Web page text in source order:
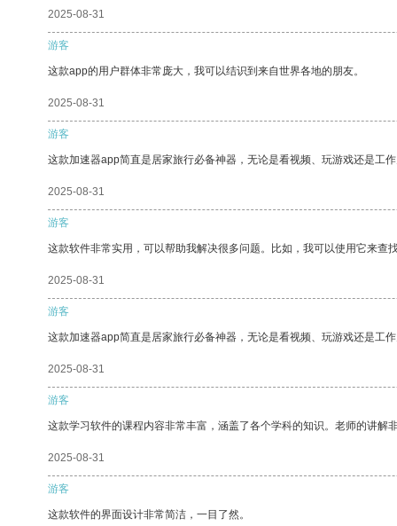
2025-08-31
游客
这款app的用户群体非常庞大，我可以结识到来自世界各地的朋友。
2025-08-31
游客
这款加速器app简直是居家旅行必备神器，无论是看视频、玩游戏还是工
2025-08-31
游客
这款软件非常实用，可以帮助我解决很多问题。比如，我可以使用它来查
2025-08-31
游客
这款加速器app简直是居家旅行必备神器，无论是看视频、玩游戏还是工
2025-08-31
游客
这款学习软件的课程内容非常丰富，涵盖了各个学科的知识。老师的讲解
2025-08-31
游客
这款软件的界面设计非常简洁，一目了然。